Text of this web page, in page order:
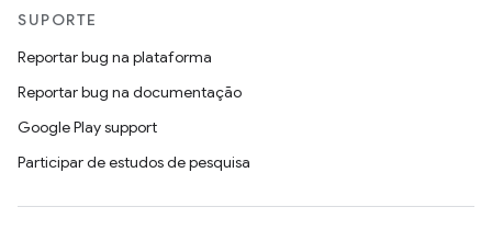
SUPORTE
Reportar bug na plataforma
Reportar bug na documentação
Google Play support
Participar de estudos de pesquisa